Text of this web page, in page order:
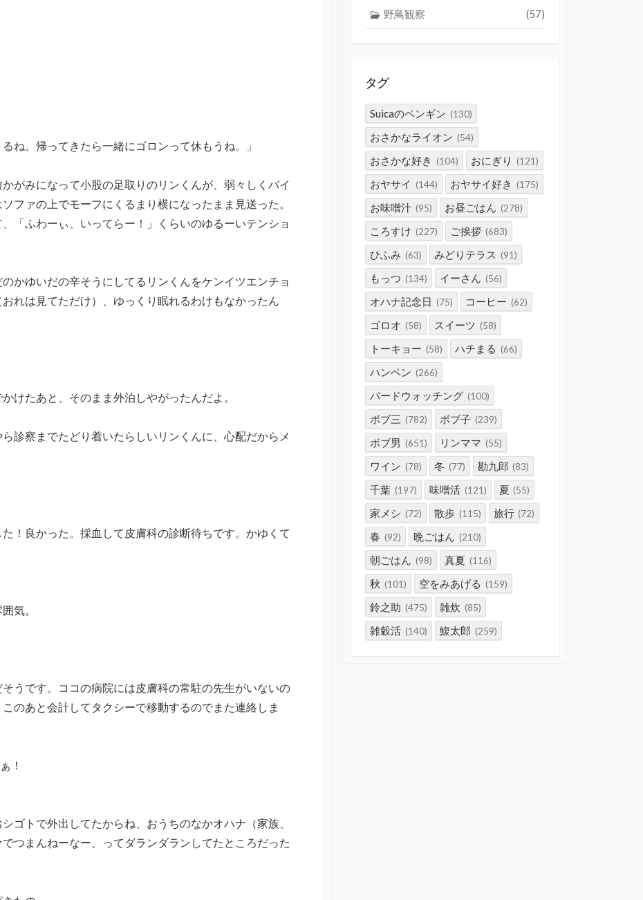
ね。帰ってきたら一緒にゴロンって休もうね。」
がみになって小股の足取りのリンくんが、弱々しくバイ
ファの上でモーフにくるまり横になったまま見送った。
「ふわーぃ、いってらー！」くらいのゆるーいテンショ
かゆいだの辛そうにしてるリンくんをケンイツエンチョ
れは見てただけ）、ゆっくり眠れるわけもなかったん
けたあと、そのまま外泊しやがったんだよ。
診察までたどり着いたらしいリンくんに、心配だからメ
！良かった。採血して皮膚科の診断待ちです。かゆくて
気。
そうです。ココの病院には皮膚科の常駐の先生がいないの
のあと会計してタクシーで移動するのでまた連絡しま
！
ゴトで外出してたからね、おうちのなかオハナ（家族、
つまんねーなー、ってダランダランしてたところだった
野鳥観察 (57)
タグ
Suicaのペンギン (130)
おさかなライオン (54)
おさかな好き (104) おにぎり (121)
おヤサイ (144) おヤサイ好き (175)
お味噌汁 (95) お昼ごはん (278)
ころすけ (227) ご挨拶 (683)
ひふみ (63) みどりテラス (91)
もっつ (134) イーさん (56)
オハナ記念日 (75) コーヒー (62)
ゴロオ (58) スイーツ (58)
トーキョー (58) ハチまる (66)
ハンペン (266)
バードウォッチング (100)
ボブ三 (782) ボブ子 (239)
ボブ男 (651) リンママ (55)
ワイン (78) 冬 (77) 勘九郎 (83)
千葉 (197) 味噌活 (121) 夏 (55)
家メシ (72) 散歩 (115) 旅行 (72)
春 (92) 晩ごはん (210)
朝ごはん (98) 真夏 (116)
秋 (101) 空をみあげる (159)
鈴之助 (475) 雑炊 (85)
雑穀活 (140) 鰒太郎 (259)